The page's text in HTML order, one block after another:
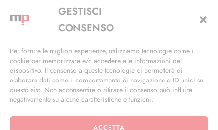
GESTISCI
CONSENSO
Per fornire le migliori esperienze, utilizziamo tecnologie come i
cookie per memorizzare e/o accedere alle informazioni del
dispositivo. Il consenso a queste tecnologie ci permetterà di
elaborare dati come il comportamento di navigazione o ID unici su
questo sito. Non acconsentire o ritirare il consenso può influire
negativamente su alcune caratteristiche e funzioni.
ACCETTA
Via Alfieri, 27 - Trezzano Sul Naviglio (MI)
+39 02 4846 3155
info@masterphil.it